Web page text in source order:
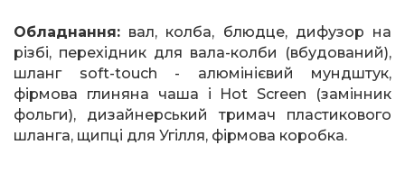
Обладнання: вал, колба, блюдце, дифузор на
різбі, перехідник для вала-колби (вбудований),
шланг soft-touch - алюмінієвий мундштук,
фірмова глиняна чаша і Hot Screen (замінник
фольги), дизайнерський тримач пластикового
шланга, щипці для Угілля, фірмова коробка.